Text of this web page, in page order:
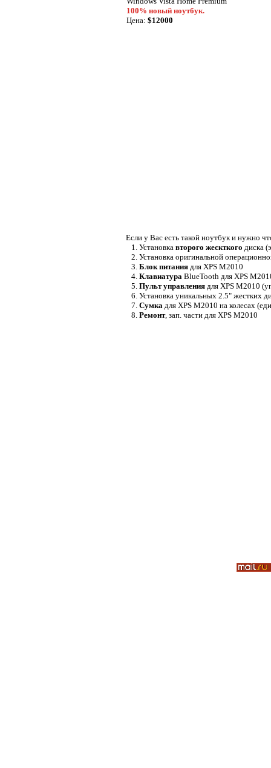
100% новый ноутбук.
Цена: $12000
Если у Вас есть такой ноутбук и нужно
1. Установка второго жескткого диска
2. Установка оригинальной
3. Блок питания для XPS M2010
4. Клавиатура BlueTooth для XPS
5. Пульт управления для XPS M2010
6. Установка уникальных 2.5" жестких
7. Сумка для XPS M2010 на колесах
8. Ремонт, зап. части для XPS M2010